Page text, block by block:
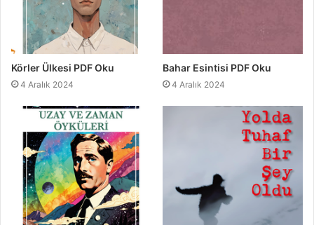
Körler Ülkesi PDF Oku
4 Aralık 2024
Bahar Esintisi PDF Oku
4 Aralık 2024